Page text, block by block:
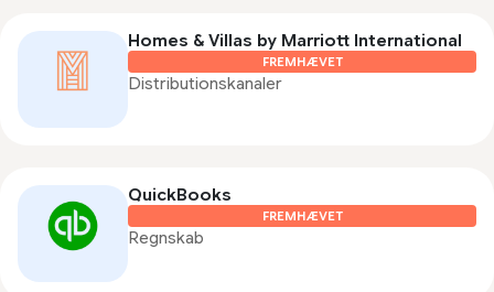
Homes & Villas by Marriott International
FREMHÆVET
Distributionskanaler
QuickBooks
FREMHÆVET
Regnskab